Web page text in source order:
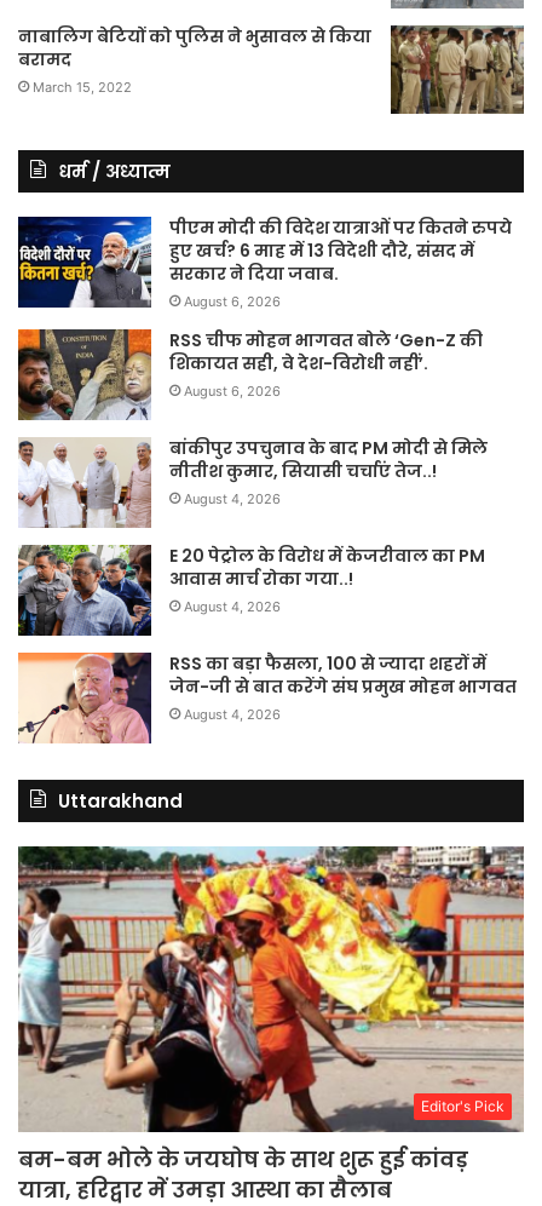
नाबालिग बेटियों को पुलिस ने भुसावल से किया
बरामद
March 15, 2022
धर्म / अध्यात्म
पीएम मोदी की विदेश यात्राओं पर कितने रुपये
हुए खर्च? 6 माह में 13 विदेशी दौरे, संसद में
सरकार ने दिया जवाब.
August 6, 2026
RSS चीफ मोहन भागवत बोले ‘Gen-Z की
शिकायत सही, वे देश-विरोधी नहीं’.
August 6, 2026
बांकीपुर उपचुनाव के बाद PM मोदी से मिले
नीतीश कुमार, सियासी चर्चाएं तेज..!
August 4, 2026
E 20 पेट्रोल के विरोध में केजरीवाल का PM
आवास मार्च रोका गया..!
August 4, 2026
RSS का बड़ा फैसला, 100 से ज्यादा शहरों में
जेन-जी से बात करेंगे संघ प्रमुख मोहन भागवत
August 4, 2026
Uttarakhand
Editor's Pick
बम-बम भोले के जयघोष के साथ शुरू हुई कांवड़
यात्रा, हरिद्वार में उमड़ा आस्था का सैलाब